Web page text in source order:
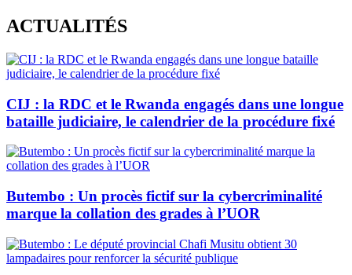
Skip
to
content
ACTUALITÉS
CIJ : la RDC et le Rwanda engagés dans une longue
bataille judiciaire, le calendrier de la procédure fixé
Butembo : Un procès fictif sur la cybercriminalité
marque la collation des grades à l’UOR